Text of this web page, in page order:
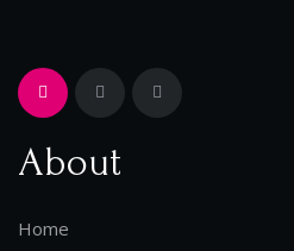
About
Home